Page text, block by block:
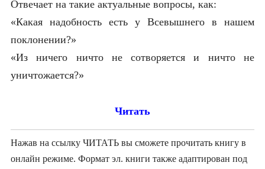
Отвечает на такие актуальные вопросы, как:
«Какая надобность есть у Всевышнего в нашем
поклонении?»
«Из ничего ничто не сотворяется и ничто не
уничтожается?»
Читать
Нажав на ссылку ЧИТАТЬ вы сможете прочитать книгу в
онлайн режиме. Формат эл. книги также адаптирован под